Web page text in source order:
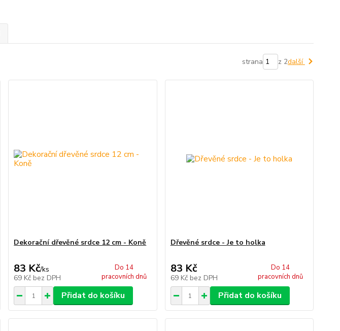
strana z 2další
Dekorační dřevěné srdce 12 cm - Koně
83 Kč/ks
69 Kč bez DPH
Do 14
pracovních dnů
Přidat do košíku
Dřevěné srdce - Je to holka
83 Kč
69 Kč bez DPH
Do 14
pracovních dnů
Přidat do košíku